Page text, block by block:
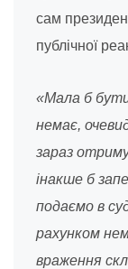
сам
публічної
«Мала б бути
немає,
зараз
інакше б
подаємо в
рахунком
враження